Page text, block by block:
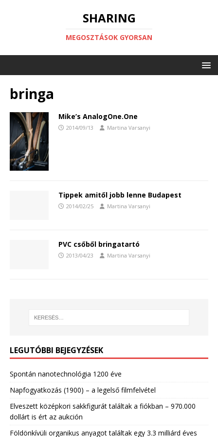
SHARING
MEGOSZTÁSOK GYORSAN
bringa
Mike’s AnalogOne.One
2014/09/13 Martina Varsanyi
Tippek amitől jobb lenne Budapest
2014/02/25 Martina Varsanyi
PVC csőből bringatartó
2013/04/23 Martina Varsanyi
LEGUTÓBBI BEJEGYZÉSEK
Spontán nanotechnológia 1200 éve
Napfogyatkozás (1900) – a legelső filmfelvétel
Elveszett középkori sakkfigurát találtak a fiókban – 970.000
dollárt is ért az aukción
Földönkívüli organikus anyagot találtak egy 3.3 milliárd éves